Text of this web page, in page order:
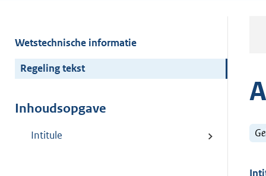
Wetstechnische informatie
Regeling tekst
Inhoudsopgave
Intitule